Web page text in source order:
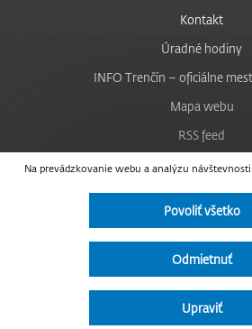
Na prevádzkovanie webu a analýzu
Povoliť všetko
Odmietnuť
Upraviť
Kontakt
Úradné hodiny
INFO Trenčín – oficiálne
Mapa webu
RSS feed
Nastavenie cookies
Facebook
Instagram
Vyhlásenie o